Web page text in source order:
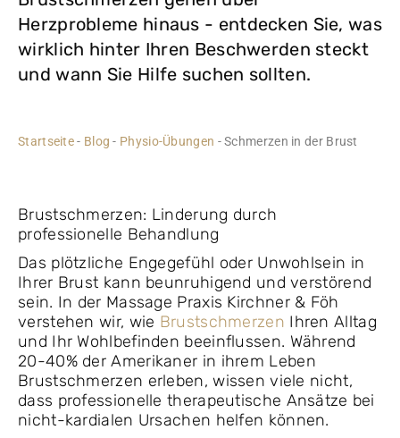
Herzprobleme hinaus - entdecken Sie, was
wirklich hinter Ihren Beschwerden steckt
und wann Sie Hilfe suchen sollten.
Startseite- Blog - Physio-Übungen -Schmerzen in der Brust
Brustschmerzen: Linderung durch
professionelle Behandlung
Das plötzliche Engegefühl oder Unwohlsein in
Ihrer Brust kann beunruhigend und verstörend
sein. In der Massage Praxis Kirchner & Föh
verstehen wir, wie Brustschmerzen Ihren Alltag
und Ihr Wohlbefinden beeinflussen. Während
20-40% der Amerikaner in ihrem Leben
Brustschmerzen erleben, wissen viele nicht,
dass professionelle therapeutische Ansätze bei
nicht-kardialen Ursachen helfen können.